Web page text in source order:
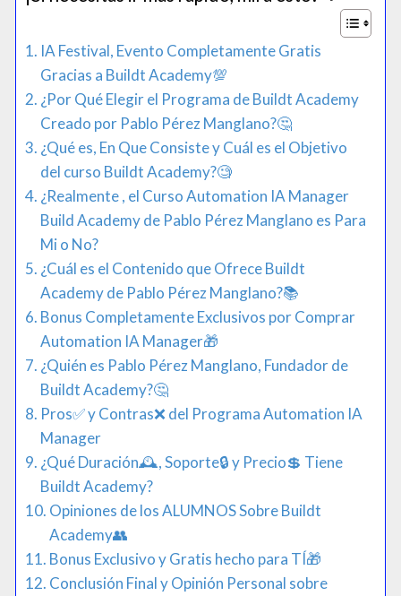
IA Festival, Evento Completamente Gratis
Gracias a Buildt Academy💯​
¿Por Qué Elegir el Programa de Buildt Academy
Creado por Pablo Pérez Manglano?🤔​
¿Qué es, En Que Consiste y Cuál es el Objetivo
del curso Buildt Academy?​🧐​
¿Realmente , el Curso Automation IA Manager
Build Academy de Pablo Pérez Manglano es Para
Mi o No?
¿Cuál es el Contenido que Ofrece Buildt
Academy de Pablo Pérez Manglano?📚
Bonus Completamente Exclusivos por Comprar
Automation IA Manager🎁​
¿Quién es Pablo Pérez Manglano, Fundador de
Buildt Academy?​🤔​
Pros✅​ y Contras❌​ del Programa Automation IA
Manager
¿Qué Duración🕰️​, Soporte​🔒​ y Precio💲​ Tiene
Buildt Academy?
Opiniones de los ALUMNOS Sobre Buildt
Academy👥​
Bonus Exclusivo y Gratis hecho para TÍ🎁​
Conclusión Final y Opinión Personal sobre